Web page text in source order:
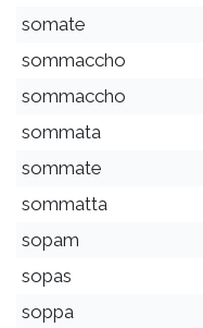
somate
sommaccho
sommaccho
sommata
sommate
sommatta
sopam
sopas
soppa